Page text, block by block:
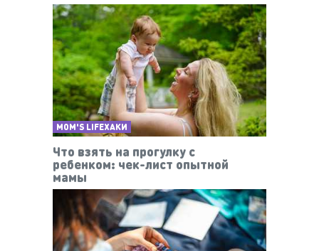
MOM'S LIFEХАКИ
Что взять на прогулку с
ребенком: чек-лист опытной
мамы